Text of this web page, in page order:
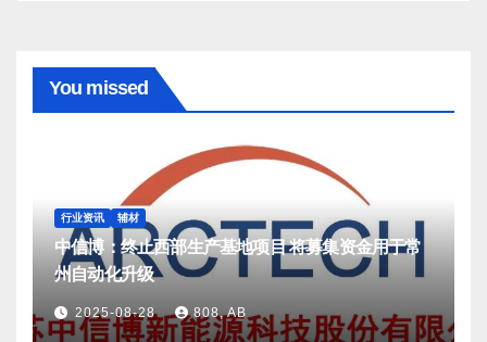
You missed
行业资讯 辅材
中信博：终止西部生产基地项目 将募集资金用于常
州自动化升级
2025-08-28 808, AB